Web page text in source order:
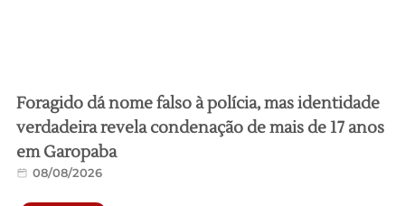
Foragido dá nome falso à polícia, mas identidade
verdadeira revela condenação de mais de 17 anos
em Garopaba
08/08/2026